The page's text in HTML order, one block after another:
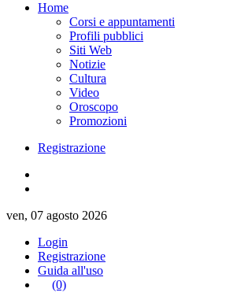
Home
Corsi e appuntamenti
Profili pubblici
Siti Web
Notizie
Cultura
Video
Oroscopo
Promozioni
Registrazione
ven, 07 agosto 2026
Login
Registrazione
Guida all'uso
(0)